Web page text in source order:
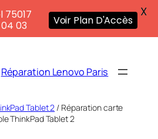
Réparation Lenovo Paris
Tablet 2 / Réparation carte
ThinkPad Tablet 2
75017
03
Voir Plan D'Accès
X